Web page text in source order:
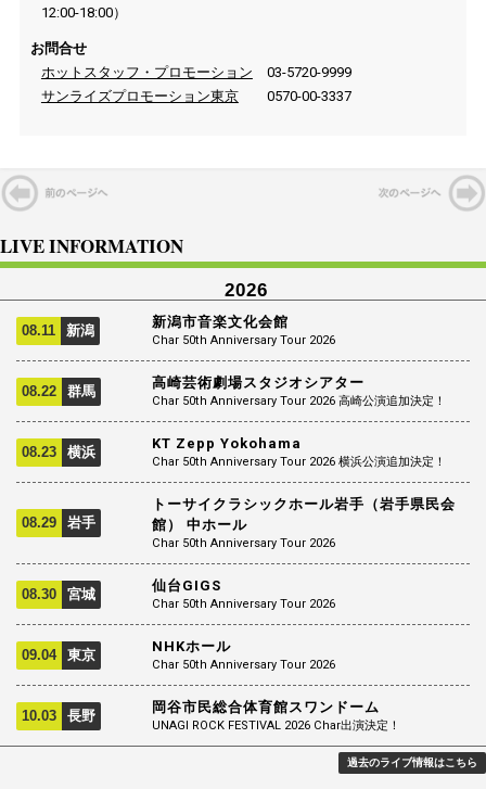
12:00-18:00）
お問合せ
ホットスタッフ・プロモーション 03-5720-9999
サンライズプロモーション東京0570-00-3337
LIVE INFORMATION
2026
08.11 新潟 新潟市音楽文化会館
Char 50th Anniversary Tour 2026
08.22 群馬 高崎芸術劇場スタジオシアター
Char 50th Anniversary Tour 2026 高崎公演追加決定！
08.23 横浜 KT Zepp Yokohama
Char 50th Anniversary Tour 2026 横浜公演追加決定！
08.29 岩手
トーサイクラシックホール岩手（岩手県民会
館） 中ホール
Char 50th Anniversary Tour 2026
08.30 宮城 仙台GIGS
Char 50th Anniversary Tour 2026
09.04 東京 NHKホール
Char 50th Anniversary Tour 2026
10.03 長野 岡谷市民総合体育館スワンドーム
UNAGI ROCK FESTIVAL 2026 Char出演決定！
過去のライブ情報はこちら